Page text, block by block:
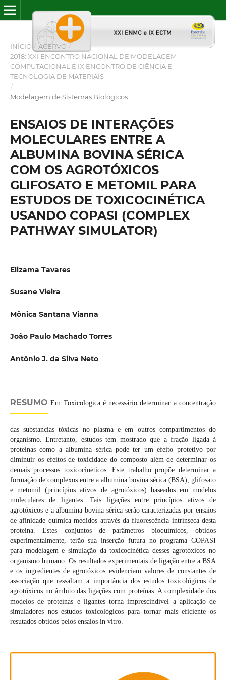
INÍCIO / ACERVO /
2018: XXI ENCONTRO NACIONAL DE MODELAGEM
COMPUTACIONAL E IX ENCONTRO DE CIÊNCIA E
TECNOLOGIA DE MATERIAIS
/
Modelagem de Sistemas Biológicos
ENSAIOS DE INTERAÇÕES
MOLECULARES ENTRE A
ALBUMINA BOVINA SÉRICA
COM OS AGROTÓXICOS
GLIFOSATO E METOMIL PARA
ESTUDOS DE TOXICOCINÉTICA
USANDO COPASI (COMPLEX
PATHWAY SIMULATOR)
Elizama Tavares
Susane Vieira
Mônica Santana Vianna
João Paulo Machado Torres
Antônio J. da Silva Neto
RESUMO Em Toxicologica é necessário determinar a concentração
das substancias tóxicas no plasma e em outros compartimentos do
organismo. Entretanto, estudos tem mostrado que a fração ligada à
proteínas como a albumina sérica pode ter um efeito protetivo por
diminuir os efeitos de toxicidade do composto além de determinar os
demais processos toxicocinéticos. Este trabalho propõe determinar a
formação de complexos entre a albumina bovina sérica (BSA), glifosato
e metomil (princípios ativos de agrotóxicos) baseados em modelos
moleculares de ligantes. Tais ligações entre princípios ativos de
agrotóxicos e a albumina bovina sérica serão caracterizadas por ensaios
de afinidade química medidos através da fluorescência intrínseca desta
proteina. Estes conjuntos de parâmetros bioquímicos, obtidos
experimentalmente, terão sua inserção futura no programa COPASI
para modelagem e simulação da toxicocinética desses agrotóxicos no
organismo humano. Os resultados experimentais de ligação entre a BSA
e os ingredientes de agrotóxicos evidenciam valores de constantes de
associação que ressaltam a importância dos estudos toxicológicos de
agrotóxicos no âmbito das ligações com proteínas. A complexidade dos
modelos de proteínas e ligantes torna imprescindível a aplicação de
simuladores nos estudos toxicológicos para tornar mais eficiente os
resutados obtidos pelos ensaios in vitro.